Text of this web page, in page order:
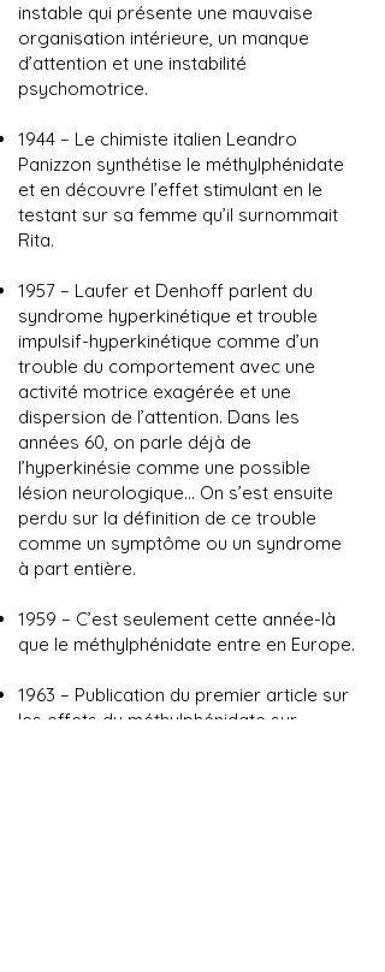
instable qui présente une mauvaise
organisation intérieure, un manque
d’attention et une instabilité
psychomotrice.
1944 – Le chimiste italien Leandro
Panizzon synthétise le méthylphénidate
et en découvre l’effet stimulant en le
testant sur sa femme qu’il surnommait
Rita.
1957 – Laufer et Denhoff parlent du
syndrome hyperkinétique et trouble
impulsif-hyperkinétique comme d’un
trouble du comportement avec une
activité motrice exagérée et une
dispersion de l’attention. Dans les
années 60, on parle déjà de
l’hyperkinésie comme une possible
lésion neurologique... On s’est ensuite
perdu sur la définition de ce trouble
comme un symptôme ou un syndrome
à part entière.
1959 – C’est seulement cette année-là
que le méthylphénidate entre en Europe.
1963 – Publication du premier article sur
les effets du méthylphénidate sur